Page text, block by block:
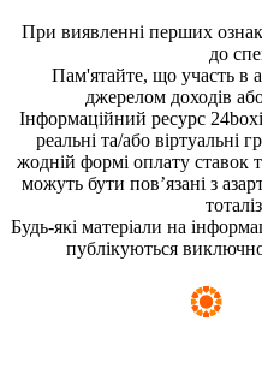
При виявленні перших ознак
до
Пам'ятайте, що участь в
джерелом доходів
Інформаційний ресурс
реальні та/або віртуальні
жодній формі оплату ставок
можуть бути пов’язані з
Будь-які матеріали на
публікуються